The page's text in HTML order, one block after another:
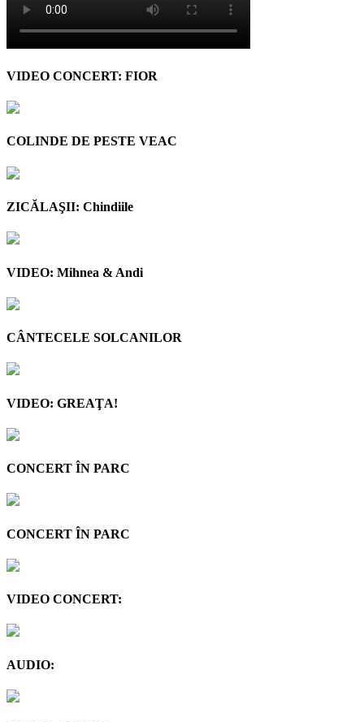
VIDEO CONCERT: FIOR
COLINDE DE PESTE VEAC
ZICĂLAŞII: Chindiile
VIDEO: Mihnea & Andi
CÂNTECELE SOLCANILOR
VIDEO: GREAŢA!
CONCERT ÎN PARC
CONCERT ÎN PARC
VIDEO CONCERT:
AUDIO: